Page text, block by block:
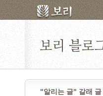
"알리는 글" 갈래 글